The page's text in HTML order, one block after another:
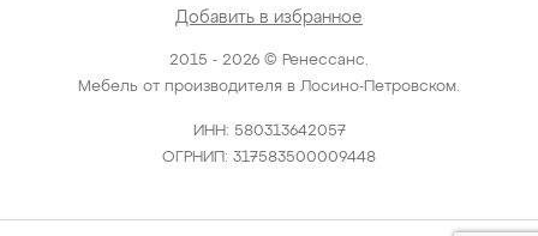
2015 - 2026 © Ренессанс.
Мебель от производителя в Лосино-Петровском.
ИНН: 580313642057
ОГРНИП: 317583500009448
Добавить в избранное